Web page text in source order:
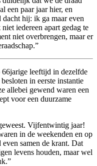
een paar jaar hier, en
hij: ik ga maar even
iedereen apart gedag te
niet overbrengen, maar er
leeftijd in dezelfde
in eerste instantie
allebei gewend waren een
voor een duurzame
Vijfentwintig jaar!
in de weekenden en op
even samen de krant. Dat
levens houden, maar wel